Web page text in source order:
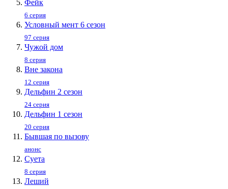
Фейк
6 серия
Условный мент 6 сезон
97 серия
Чужой дом
8 серия
Вне закона
12 серия
Дельфин 2 сезон
24 серия
Дельфин 1 сезон
20 серия
Бывшая по вызову
анонс
Суета
8 серия
Леший